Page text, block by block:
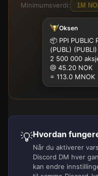
Minimumsverdi: 1M
500K
Oksen
📦 PPI PUBLIC
(PUBL) (PUBLI)
2 500 000
@ 45.20 NOK
= 113.0 MNOK
💡Hvordan
Når du aktiverer
Discord DM hver
kan endre